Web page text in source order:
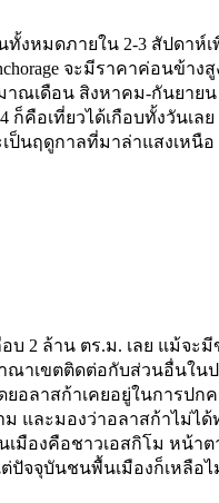
หมดภายใน 2-3 สัปดาห์
จะมีราคาค่อนข้า
าณเดือน สิงหาคม-กันยา
อเที่ยวได้เกือบทั้งวันเ
นฤดูกาลที่มาล่าแสงเหนื
2 ล้าน ตร.ม. เลย แม้จะ
าเขตติดต่อกับส่วนอื่นใน
ลาสก้าเคยอยู่ในการป
และมองว่าอลาสก้าไม่
องคือชาวเอสกิโม หน้า
ปัจจุบันชนพื้นเมืองก็เหลือ